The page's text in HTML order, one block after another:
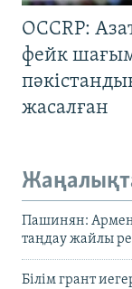
OCCRP:
фейк
жасалған
Пашинян:
таңдау жайлы
Білім грант